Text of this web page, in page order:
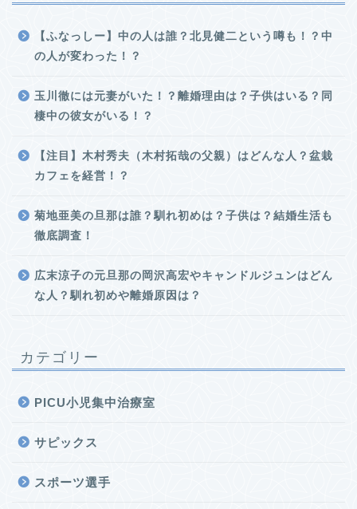
【ふなっしー】中の人は誰？北見健二という噂も！？中
の人が変わった！？
玉川徹には元妻がいた！？離婚理由は？子供はいる？同
棲中の彼女がいる！？
【注目】木村秀夫（木村拓哉の父親）はどんな人？盆栽
カフェを経営！？
菊地亜美の旦那は誰？馴れ初めは？子供は？結婚生活も
徹底調査！
広末涼子の元旦那の岡沢高宏やキャンドルジュンはどん
な人？馴れ初めや離婚原因は？
カテゴリー
PICU小児集中治療室
サピックス
スポーツ選手